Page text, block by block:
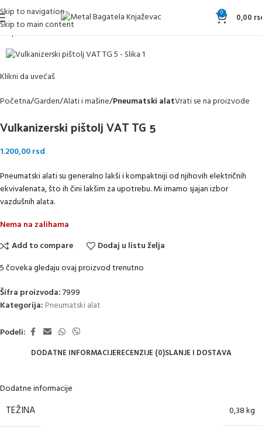
Skip to navigation
Skip to main content
0 0,00
Rasprodato
Klikni da uvećaš
Početna Garden Alati i mašine Pneumatski alatVrati se na proizvode
Vulkanizerski pištolj VAT TG 5
1.200,00rsd
Pneumatski alati su generalno lakši i kompaktniji od njihovih električnih
ekvivalenata, što ih čini lakšim za upotrebu. Mi imamo sjajan izbor
vazdušnih alata.
Nema na zalihama
Add to compare
Dodaj u listu želja
5čoveka gledaju ovaj proizvod trenutno
Šifra proizvoda:7999
Kategorija: Pneumatski alat
Podeli:
DODATNE INFORMACIJERECENZIJE (0)SLANJE I DOSTAVA
Dodatne informacije
TEŽINA 0,38 kg